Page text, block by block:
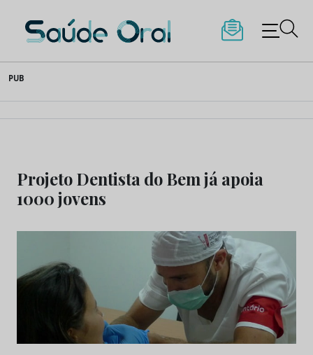
to
content
Saúde Oral
PUB
Projeto Dentista do Bem já apoia
1000 jovens